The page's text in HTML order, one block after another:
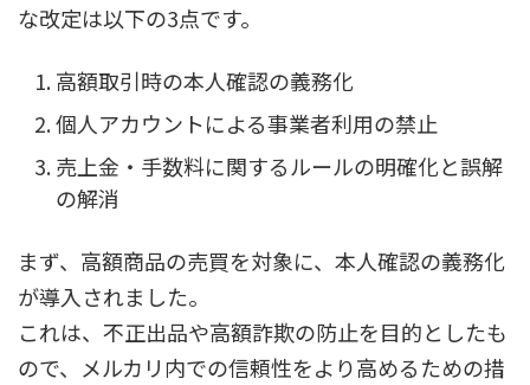
な改定は以下の3点です。
高額取引時の本人確認の義務化
個人アカウントによる事業者利用の禁止
売上金・手数料に関するルールの明確化と誤解
の解消
まず、高額商品の売買を対象に、本人確認の義務化
が導入されました。
これは、不正出品や高額詐欺の防止を目的としたも
ので、メルカリ内での信頼性をより高めるための措